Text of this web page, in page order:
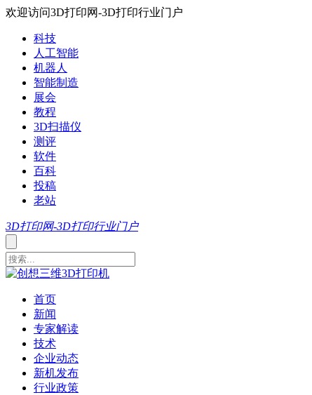
欢迎访问3D打印网-3D打印行业门户
科技
人工智能
机器人
智能制造
展会
教程
3D扫描仪
测评
软件
百科
投稿
老站
3D打印网-3D打印行业门户
首页
新闻
专家解读
技术
企业动态
新机发布
行业政策